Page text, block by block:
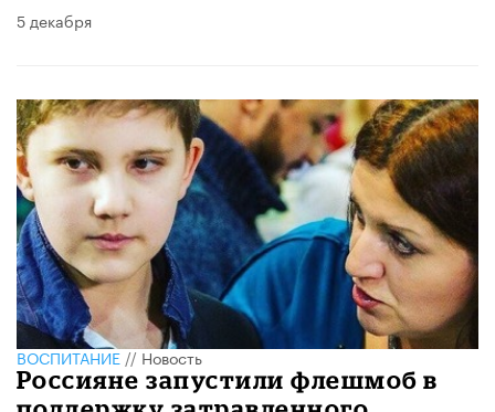
5 декабря
ВОСПИТАНИЕ//Новость
Россияне запустили флешмоб в